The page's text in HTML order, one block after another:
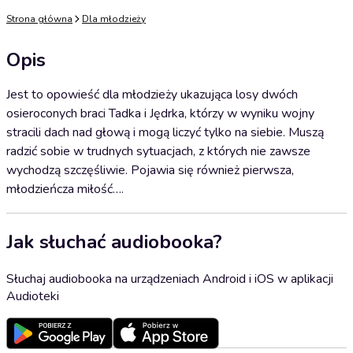
Strona główna Dla młodzieży
Opis
Jest to opowieść dla młodzieży ukazująca losy dwóch
osieroconych braci Tadka i Jędrka, którzy w wyniku wojny
stracili dach nad głową i mogą liczyć tylko na siebie. Muszą
radzić sobie w trudnych sytuacjach, z których nie zawsze
wychodzą szczęśliwie. Pojawia się również pierwsza,
młodzieńcza miłość….
Jak słuchać audiobooka?
Słuchaj audiobooka na urządzeniach Android i iOS w aplikacji
Audioteki